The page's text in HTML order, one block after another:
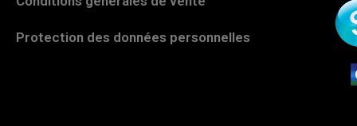
Protection des données personnelles